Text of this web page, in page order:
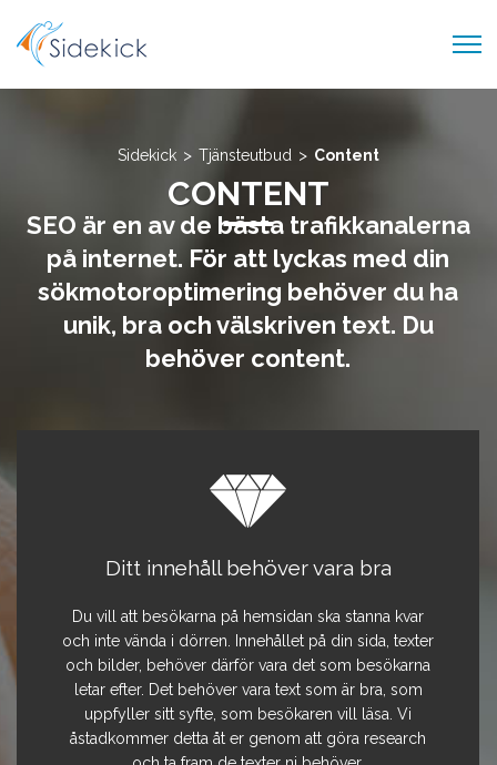
BLOGG
KONTAKT
Sidekick > Tjänsteutbud > Content
CONTENT
SEO är en av de bästa trafikkanalerna
på internet. För att lyckas med din
sökmotoroptimering behöver du ha
unik, bra och välskriven text. Du
behöver content.
Ditt innehåll behöver vara bra
Du vill att besökarna på hemsidan ska stanna kvar
och inte vända i dörren. Innehållet på din sida, texter
och bilder, behöver därför vara det som besökarna
letar efter. Det behöver vara text som är bra, som
uppfyller sitt syfte, som besökaren vill läsa. Vi
åstadkommer detta åt er genom att göra research